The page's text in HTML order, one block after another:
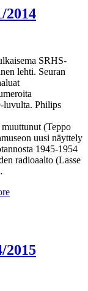
2014
SRHS-
lehti. Seuran
luvulta. Philips
(Teppo
uusi näyttely
1945-1954
radioaalto (Lasse
2015